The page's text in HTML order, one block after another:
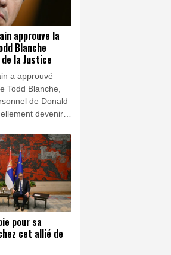
approuve la
Blanche
la Justice
a approuvé
Todd Blanche,
de Donald
devenir
depuis
pour sa
cet allié de